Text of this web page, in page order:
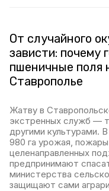
От случайного
зависти: почему
пшеничные поля
Ставрополье
Жатву в
экстренных служб —
другими культурами.
980 га урожая,
целенаправленных
предпринимают
министерства
защищают сами